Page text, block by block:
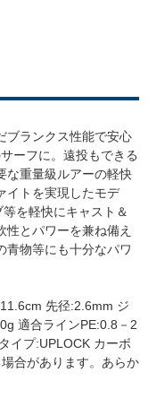
ブランクス性能で安心
ーフに。遠投もできる
な重量級ルアーの軽快
イトを実現したモデ
を軽快にキャスト＆
性とパワーを兼ね備え
青物等にも十分なパワ
先径:2.6mm ジ
適合ラインPE:0.8－2
イプ:UPLOCK カーボ
合があります。あらか